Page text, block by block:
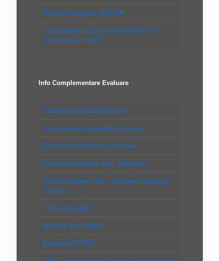
Evaluator autorizat ANEVAR
Când apelăm la “Evaluatorul EXPERT în
autovehicule rutiere”?
Info Complementare Evaluare
Constructii speciale Definitie
Evaluare teren intravilan, extravilan
Evaluare clădiri pentru impozitare
Evaluare imobiliara, auto, impozitare
Evaluare mijloace fixe – Evaluare constructii
speciale
Tipuri de evaluări
Mijloace fixe definitie
Evaluări ANEVAR